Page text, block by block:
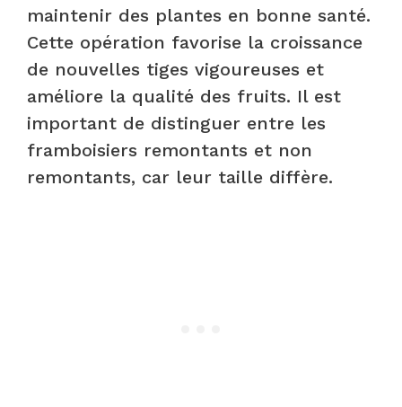
maintenir des plantes en bonne santé.
Cette opération favorise la croissance
de nouvelles tiges vigoureuses et
améliore la qualité des fruits. Il est
important de distinguer entre les
framboisiers remontants et non
remontants, car leur taille diffère.